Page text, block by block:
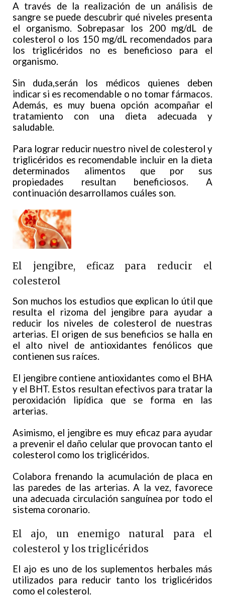
A través de la realización de un análisis de
sangre se puede descubrir qué niveles presenta
el organismo. Sobrepasar los 200 mg/dL de
colesterol o los 150 mg/dL recomendados para
los triglicéridos no es beneficioso para el
organismo.
Sin duda,serán los médicos quienes deben
indicar si es recomendable o no tomar fármacos.
Además, es muy buena opción acompañar el
tratamiento con una dieta adecuada y
saludable.
Para lograr reducir nuestro nivel de colesterol y
triglicéridos es recomendable incluir en la dieta
determinados alimentos que por sus
propiedades resultan beneficiosos. A
continuación desarrollamos cuáles son.
El jengibre, eficaz para reducir el
colesterol
Son muchos los estudios que explican lo útil que
resulta el rizoma del jengibre para ayudar a
reducir los niveles de colesterol de nuestras
arterias. El origen de sus beneficios se halla en
el alto nivel de antioxidantes fenólicos que
contienen sus raíces.
El jengibre contiene antioxidantes como el BHA
y el BHT. Estos resultan efectivos para tratar la
peroxidación lipídica que se forma en las
arterias.
Asimismo, el jengibre es muy eficaz para ayudar
a prevenir el daño celular que provocan tanto el
colesterol como los triglicéridos.
Colabora frenando la acumulación de placa en
las paredes de las arterias. A la vez, favorece
una adecuada circulación sanguínea por todo el
sistema coronario.
El ajo, un enemigo natural para el
colesterol y los triglicéridos
El ajo es uno de los suplementos herbales más
utilizados para reducir tanto los triglicéridos
como el colesterol.